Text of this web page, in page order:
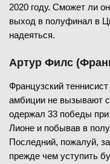
2020 году. Сможет ли
выход в полуфинал в
надеяться.
Артур Филс
Французский
амбиции не вызывают
одержал 33 победы
Лионе и побывав в
Последний, пожалуй,
прежде чем уступить